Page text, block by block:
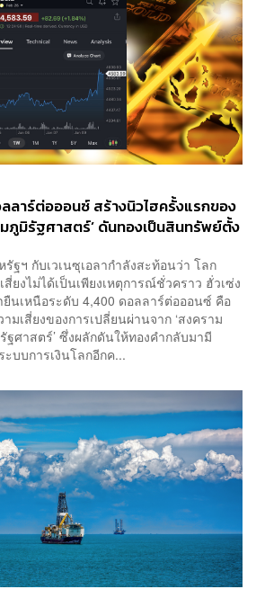
ลาร์ต่อออนซ์ สร้างนิวไฮครั้งแรกของ
มภูมิรัฐศาสตร์’ ดันทองเป็นสินทรัพย์ตั้ง
ฐฯ กับเวเนซุเอลากำลังสะท้อนว่า โลก
ยงไม่ได้เป็นเพียงเหตุการณ์ชั่วคราว ฮั่วเซ่ง
ยืนเหนือระดับ 4,400 ดอลลาร์ต่อออนซ์ คือ
เสี่ยงของการเปลี่ยนผ่านจาก ‘สงคราม
ฐศาสตร์’ ซึ่งผลักดันให้ทองคำกลับมามี
บบการเงินโลกอีกค...